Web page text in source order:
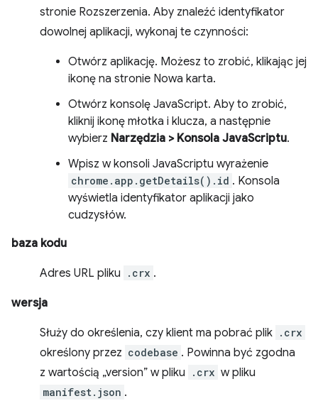
stronie Rozszerzenia. Aby znaleźć identyfikator
dowolnej aplikacji, wykonaj te czynności:
Otwórz aplikację. Możesz to zrobić, klikając jej
ikonę na stronie Nowa karta.
Otwórz konsolę JavaScript. Aby to zrobić,
kliknij ikonę młotka i klucza, a następnie
wybierz Narzędzia > Konsola JavaScriptu.
Wpisz w konsoli JavaScriptu wyrażenie
chrome.app.getDetails().id . Konsola
wyświetla identyfikator aplikacji jako
cudzysłów.
baza kodu
Adres URL pliku .crx .
wersja
Służy do określenia, czy klient ma pobrać plik .crx
określony przez codebase . Powinna być zgodna
z wartością „version” w pliku
.crx w pliku
manifest.json .